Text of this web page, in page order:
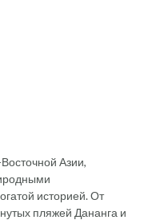
Азии,
историей. От
пляжей Дананга и